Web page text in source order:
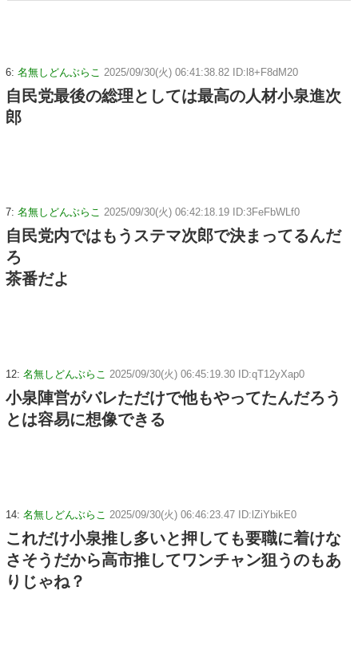
6: 名無しどんぶらこ 2025/09/30(火) 06:41:38.82 ID:l8+F8dM20
自民党最後の総理としては最高の人材小泉進次
郎
7: 名無しどんぶらこ 2025/09/30(火) 06:42:18.19 ID:3FeFbWLf0
自民党内ではもうステマ次郎で決まってるんだ
ろ
茶番だよ
12: 名無しどんぶらこ 2025/09/30(火) 06:45:19.30 ID:qT12yXap0
小泉陣営がバレただけで他もやってたんだろう
とは容易に想像できる
14: 名無しどんぶらこ 2025/09/30(火) 06:46:23.47 ID:lZiYbikE0
これだけ小泉推し多いと押しても要職に着けな
さそうだから高市推してワンチャン狙うのもあ
りじゃね？